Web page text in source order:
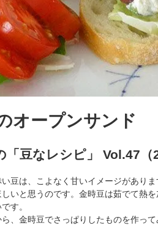
オープンサンド
「豆なレシピ」 Vol.47（
豆は、こよなく甘いイメージがあり
いと思うのです。金時豆は茹でて熱
す。
、金時豆でさっぱりしたものを作っ